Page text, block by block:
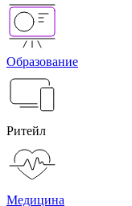
Образование
Ритейл
Медицина